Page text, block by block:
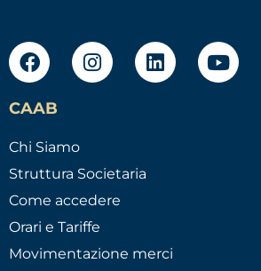
CAAB
Chi Siamo
Struttura Societaria
Come accedere
Orari e Tariffe
Movimentazione merci